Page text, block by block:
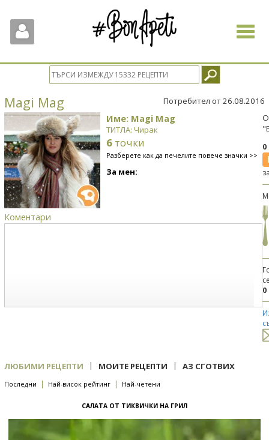
Toggle
Magi Mag Потребител от 26.08.2016
Име: Magi Mag
ТИТЛА: Чирак
6 точки
Разберете как да печелите повече значки >>
За мен:
Коментари
0
ЛЮБИМИ РЕЦЕПТИ | МОИТЕ РЕЦЕПТИ | АЗ СГОТВИХ
Последни | Най-висок рейтинг | Най-четени
САЛАТА ОТ ТИКВИЧКИ НА ГРИЛ